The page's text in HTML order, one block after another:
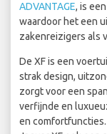
ADVANTAGE, is
waardoor het een
zakenreizigers als
De XF is een
strak design,
zorgt voor een
verfijnde en
en